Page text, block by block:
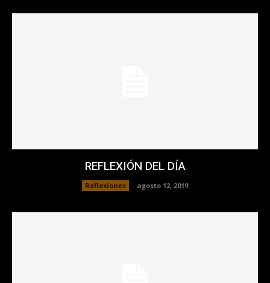
REFLEXIÓN DEL DÍA
Reflexiones agosto 12, 2019